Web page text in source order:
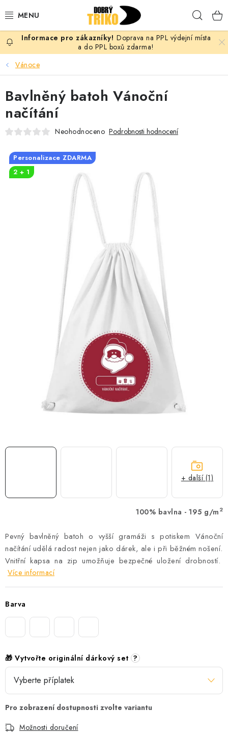
na
PRO ŽENY
PRO MUŽE
PRO DĚTI
PRO PÁRY
VLASTNÍ MOTIV
OKAMŽITĚ K ODBĚRU
MÁM SRDCE POMÁHÁM
Doprava a platba
Obchodní podmínky
Doprava na PPL výdejní místa
a do PPL boxů zdarma!
Vánoce
100% bavlna - 195 g/m 2
Pevný bavlněný batoh o vyšší gramáži s potiskem Vánoční
načítání udělá radost nejen jako dárek, ale i při běžném nošení.
Vnitřní kapsa na zip umožňuje bezpečné uložení drobností.
Více informací
Barva
🎁 Vytvořte originální dárkový set ?
Možnosti doručení
Bavlněný batoh Vánoční
načítání
Neohodnoceno Podrobnosti hodnocení
Personalizace ZDARMA
2 + 1
+ další (1)